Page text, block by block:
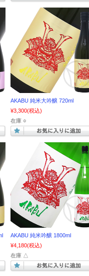
AKABU 純米大吟醸 720ml
¥3,300(税込)
在庫 ○
AKABU 純米吟醸 1800ml
¥4,180(税込)
在庫 △